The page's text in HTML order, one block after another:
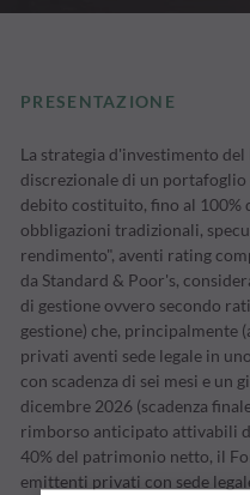
PRESENTAZIONE
La strategia d'investimento
discrezionale di un
debito costituito, fino al 100%
obbligazioni tradizionali,
rendimento", aventi rating
da Standard & Poor's,
di gestione ovvero secondo
gestione) che, principalmente
privati aventi sede legale in
con scadenza di sei mesi e un
dicembre 2026 (scadenza
rimborso anticipato attivabili
40% del patrimonio netto, il
emittenti privati con sede